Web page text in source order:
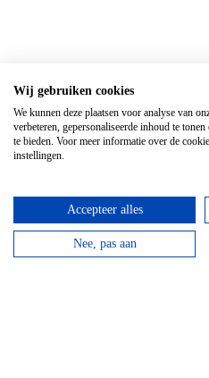
Top 3 activiteiten
Wij gebruiken cookies
We kunnen deze plaatsen voor analyse van
verbeteren, gepersonaliseerde inhoud te
te bieden. Voor meer informatie over de
instellingen.
Accepteer alles
Nee, pas aan